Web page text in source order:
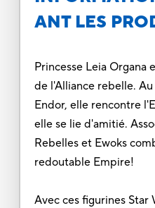
ANT LES
Princesse Leia Organa
de l'Alliance rebelle.
Endor, elle rencontre
elle se lie d'amitié.
Rebelles et Ewoks
redoutable Empire!
Avec ces figurines Star